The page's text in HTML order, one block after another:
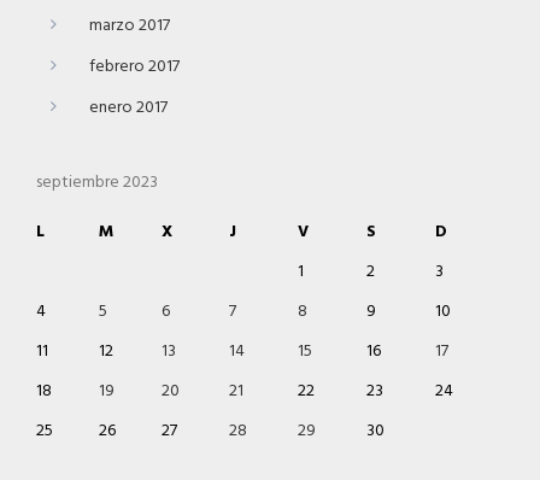
marzo 2017
febrero 2017
enero 2017
septiembre 2023
L
M X J V S
D
1
2
3
4
5 6 7 8 9
10
11
12 13 14 15 16
17
18
19 20 21 22 23
24
25
26 27 28 29 30